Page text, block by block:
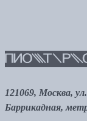
121069, Москва,
Баррикадная,